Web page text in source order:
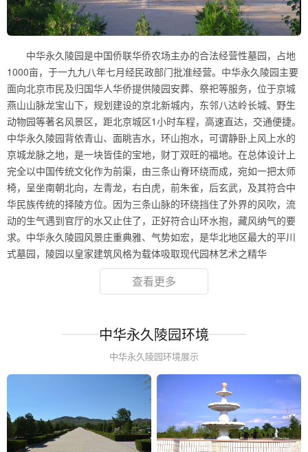
中华永久陵园是中国侨联华侨农场主办的合法经营性墓园，占地
1000亩，于一九九八年七月经民政部门批准经营。中华永久陵园主要
面向北京市民及归国华人华侨提供陵园安葬、祭祀等服务，位于京城
燕山山脉龙宝山下，规划建设的京北新城内，东邻八达岭长城、野生
动物园等著名风景区，距北京城区1小时车程，高速直达，交通便捷。
中华永久陵园背依青山、面眺吉水，环山抱水，可谓静卧上风上水的
京城龙脉之地，是一块皆佳的宝地，财丁双旺的福地。在总体设计上
完全以中国传统文化作为前渠，由三条山脊环绕而成，宛如一把太师
椅，呈坐南朝北向，左青龙，右白虎，前朱雀，后玄武，及其符合中
华民族传统的择陵方位。因为三条山脉的环绕挡住了外界的风吹，流
动的生气遇到官厅的水又止住了，正好符合山环水抱，藏风纳气的要
求。中华永久陵园风景庄重典雅、气势如宏，是华北地区最大的平川
式墓园，陵园以皇家建筑风格为载体吸取现代园林艺术之精华
查看更多
中华永久陵园环境
中华永久陵园环境展示